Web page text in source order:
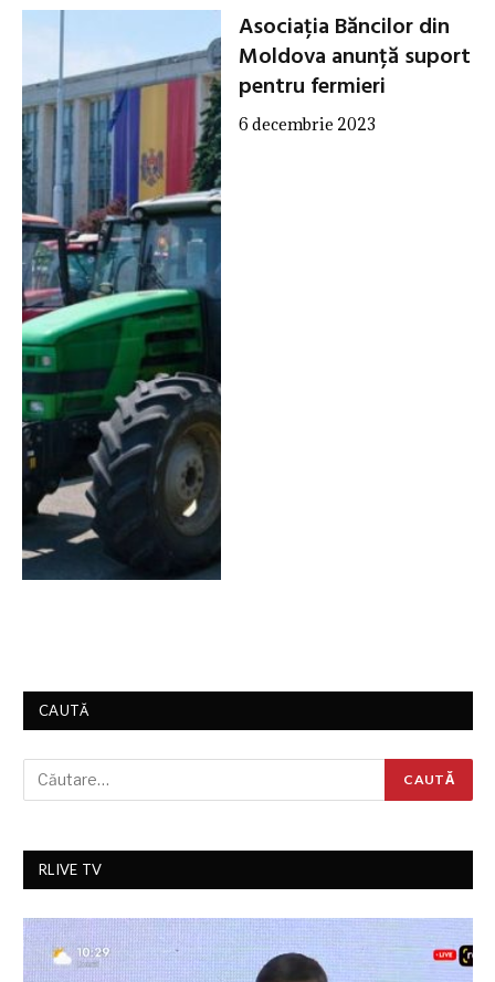
Asociația Băncilor din
Moldova anunță suport
pentru fermieri
6 decembrie 2023
CAUTĂ
RLIVE TV